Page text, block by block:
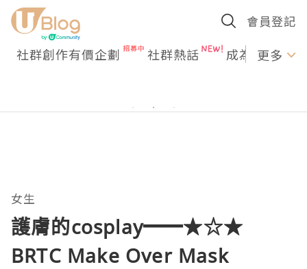
會員登記
社群創作有價企劃 社群熱話 成為U更多
女生
護膚的cosplay━━★☆★
BRTC Make Over Mask